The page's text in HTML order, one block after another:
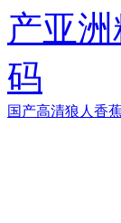
产亚
码
国产高清狼人香